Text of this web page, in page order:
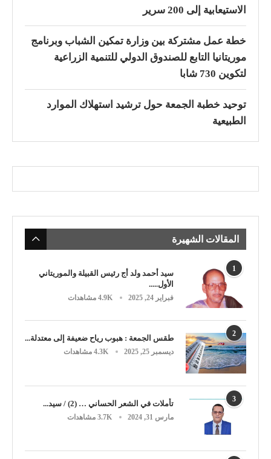
الاستيعابية إلى 200 سرير
خطة عمل مشتركة بين وزارة تمكين الشباب وبرنامج
موريتانيا التابع للصندوق الدولي للتنمية الزراعية
لتكوين 730 شابا
توحيد خطبة الجمعة حول ترشيد استهلاك الموارد
الطبيعية
المقالات الشهيرة
1
سيد أحمد ولد أج رئيس القبيلة والموريتاني
الأول.....
فبراير 24, 2025 4.9K مشاهدات
2 طقس الجمعة : هبوب رياح ضعيفة إلى معتدلة...
ديسمبر 25, 2025 4.3K مشاهدات
3 تأملات في الشعر الحساني … (2) / سيد...
مارس 31, 2024 3.7K مشاهدات